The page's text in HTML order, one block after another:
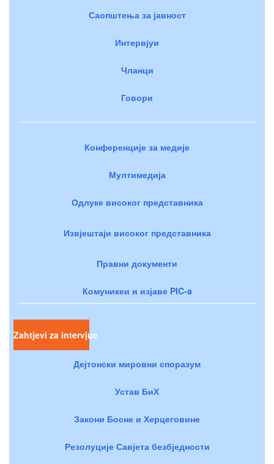
Саопштења за јавност
Интервјуи
Чланци
Говори
Конференције за медије
Мултимедија
Одлуке високог представника
Извјештаји високог представника
Правни документи
Комуникеи и изјаве PIC-a
Zahtjevi za intervjue
Дејтонски мировни споразум
Устав БиХ
Закони Босне и Херцеговине
Резолуције Савјета безбједности